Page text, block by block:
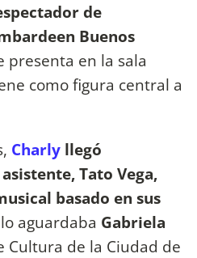
de
Buenos
presenta en la sala
como figura central a
Charly llegó
Tato Vega,
basado en sus
aguardaba Gabriela
Cultura de la Ciudad de